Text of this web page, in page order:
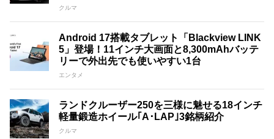
クルマ
Android 17搭載タブレット「Blackview LINK
5」登場！11インチ大画面と8,300mAhバッテ
リーで外出先でも使いやすい1台
エンタメ
ランドクルーザー250を三様に魅せる18インチ
軽量鍛造ホイール｢A･LAP｣3銘柄紹介
クルマ